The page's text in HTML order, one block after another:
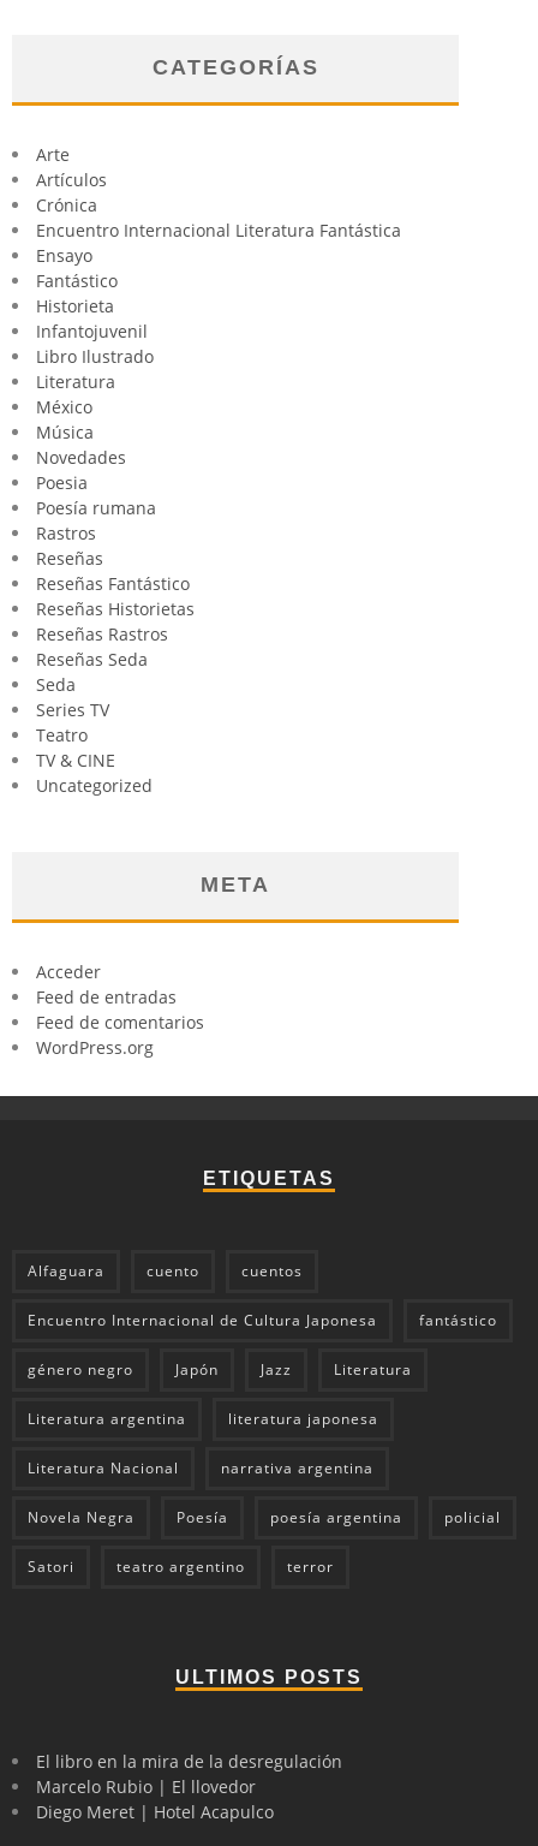
CATEGORÍAS
Arte
Artículos
Crónica
Encuentro Internacional Literatura Fantástica
Ensayo
Fantástico
Historieta
Infantojuvenil
Libro Ilustrado
Literatura
México
Música
Novedades
Poesia
Poesía rumana
Rastros
Reseñas
Reseñas Fantástico
Reseñas Historietas
Reseñas Rastros
Reseñas Seda
Seda
Series TV
Teatro
TV & CINE
Uncategorized
META
Acceder
Feed de entradas
Feed de comentarios
WordPress.org
ETIQUETAS
Alfaguara cuento cuentos
Encuentro Internacional de Cultura Japonesa fantástico
género negro Japón Jazz Literatura
Literatura argentina literatura japonesa
Literatura Nacional narrativa argentina
Novela Negra Poesía poesía argentina policial
Satori teatro argentino terror
ULTIMOS POSTS
El libro en la mira de la desregulación
Marcelo Rubio | El llovedor
Diego Meret | Hotel Acapulco